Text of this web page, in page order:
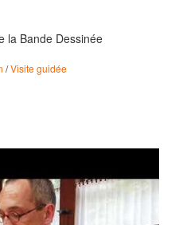
la Bande Dessinée
/Visite guidée